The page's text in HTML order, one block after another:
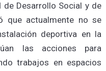
Desarrollo Social y de
que actualmente no se
deportiva en la
las acciones para
trabajos en espacios